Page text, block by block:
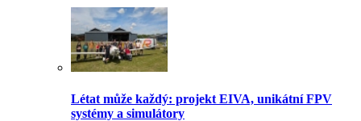
Létat může každý: projekt EIVA, unikátní FPV
systémy a simulátory